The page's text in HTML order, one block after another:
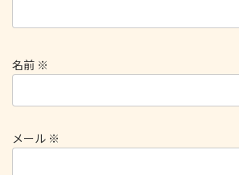
名前 ※
メール ※